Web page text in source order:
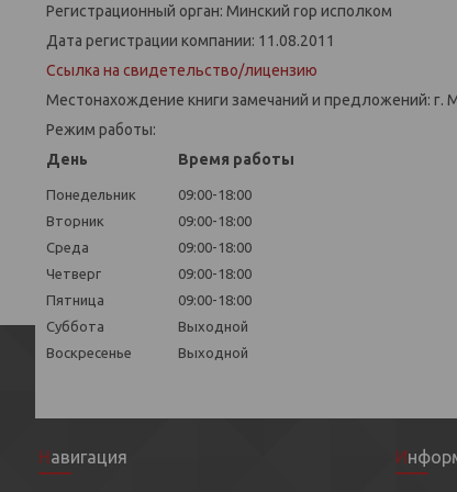
Регистрационный орган: Минский гор исполком
Дата регистрации компании: 11.08.2011
Ссылка на свидетельство/лицензию
Местонахождение книги замечаний и предложений: г.
Режим работы:
День
Время работы
Понедельник
09:00-18:00
Вторник
09:00-18:00
Среда
09:00-18:00
Четверг
09:00-18:00
Пятница
09:00-18:00
Суббота
Выходной
Воскресенье
Выходной
Навигация